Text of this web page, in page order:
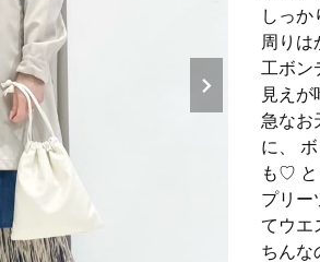
しっ
周り
工ボン
見え
急なお
に、
も♡ と
プリー
てウエ
ちんな